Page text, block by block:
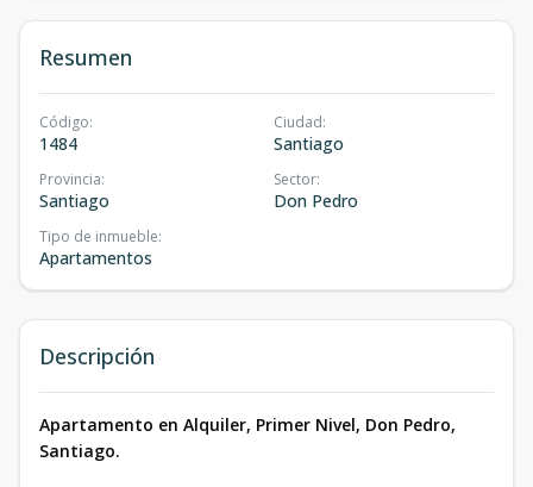
Resumen
Código:
1484
Ciudad:
Santiago
Provincia:
Santiago
Sector:
Don Pedro
Tipo de inmueble:
Apartamentos
Descripción
Apartamento en Alquiler, Primer Nivel, Don Pedro,
Santiago.